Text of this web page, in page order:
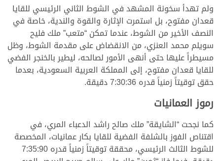
ولم تهدأ سخونة المشهد في الشوط الثاني الرئيسي للقايا
قعدان مفتوح، بل استمرت الإثارة والقوة والندية، خاصة في
النصف الأخير من الشوط، عندما تمكن “متعب” ملك فليح
سويلم محمد العنزي، من الانقضاض على مقدمة الشوط، وظل
مسيطراً عليها حتى أنهى الأمور لصالحه، ليطير بالخنجر الفضي
للقايا قعدان مفتوح، إلى المملكة العربية السعودية، بعدما
حقق توقيتاً زمنياً قدره 7:30:36 دقيقة.
رموز العمانيات
كما نجحت “الشايقة” ملك صالح راشد الدعباء المري، في
اقتناص الفوز بالشلفة الفضية للقايا بكار عمانيات، المخصصة
للشوط الثالث الرئيسي، محققة توقيتاً زمنياً قدره 7:35:90